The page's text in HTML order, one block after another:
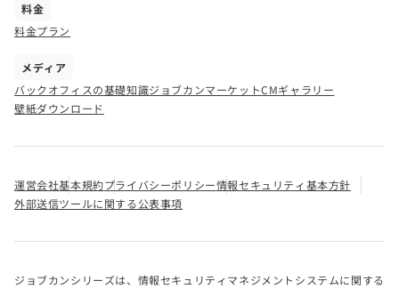
料金
料金プラン
メディア
バックオフィスの基礎知識ジョブカンマーケットCMギャラリー
壁紙ダウンロード
運営会社基本規約プライバシーポリシー情報セキュリティ基本方針
外部送信ツールに関する公表事項
ジョブカンシリーズは、情報セキュリティマネジメントシステムに関する